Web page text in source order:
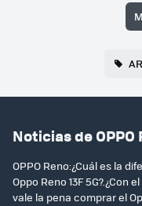
Noticias de
OPPO Reno:¿Cuál es la
Oppo Reno 13F 5G?.¿Con
vale la pena comprar el